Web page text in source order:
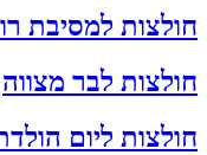
חולצות למסיבת
חולצות לבר מצווה
חולצות ליום